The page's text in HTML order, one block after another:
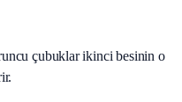
çubuklar ikinci besinin o